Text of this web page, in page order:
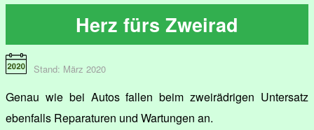
Herz fürs Zweirad
Stand: März 2020
Genau wie bei Autos fallen beim zweirädrigen Untersatz
ebenfalls Reparaturen und Wartungen an.